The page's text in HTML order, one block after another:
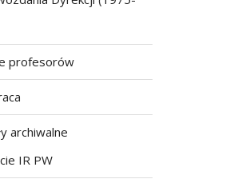
profesorów
archiwalne
IR PW